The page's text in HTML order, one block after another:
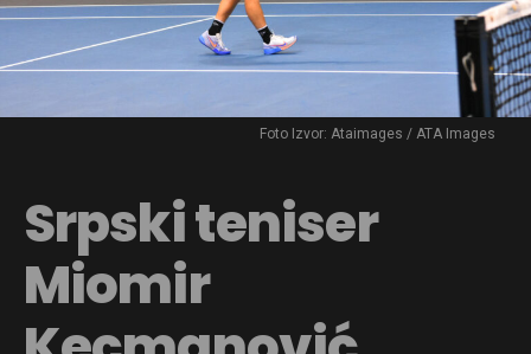
Foto Izvor: Ataimages / ATA Images
Srpski teniser
Miomir